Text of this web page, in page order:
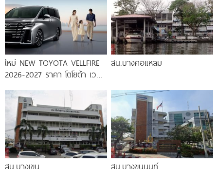
ใหม่ NEW TOYOTA VELLFIRE
2026-2027 ราคา โตโยต้า เวล
สน.บางคอแหลม
สน.บางเขน สน.บางขุนนนท์